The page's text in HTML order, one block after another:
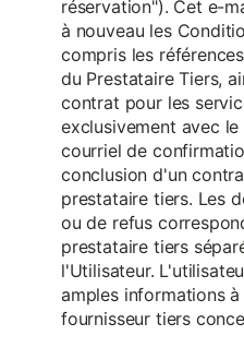
réservation"). Cet e-
à nouveau les
compris les
du Prestataire Tiers,
contrat pour les
exclusivement avec
courriel de
conclusion d'un
prestataire tiers. Les
ou de refus
prestataire tiers
l'Utilisateur.
amples informations
fournisseur tiers